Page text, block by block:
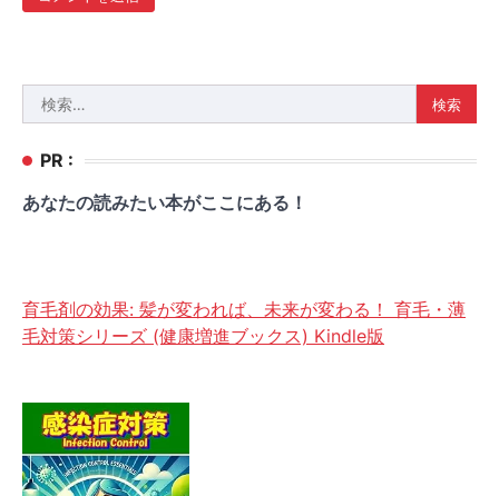
索:
PR :
あなたの読みたい本がここにある！
育毛剤の効果: 髪が変われば、未来が変わる！ 育毛・薄
毛対策シリーズ (健康増進ブックス) Kindle版